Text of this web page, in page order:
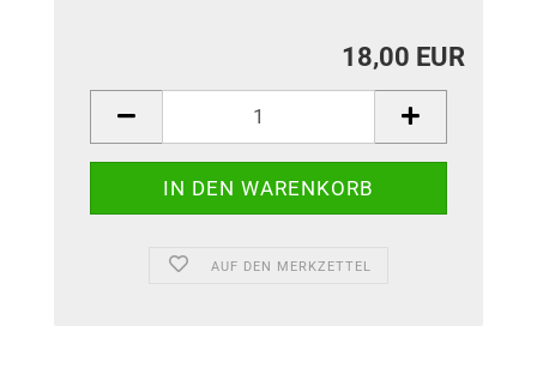
18,00 EUR
AUF DEN MERKZETTEL